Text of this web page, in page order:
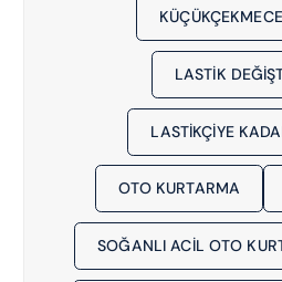
LASTIK
LASTIKÇIYE
OTO KURTARMA
SOĞANLI ACIL OTO